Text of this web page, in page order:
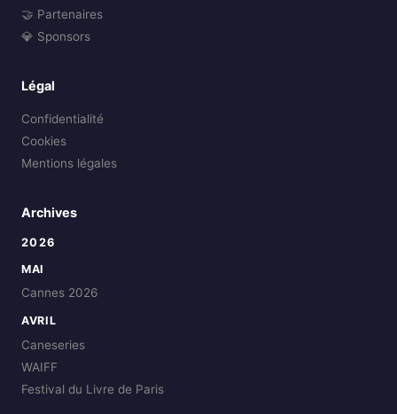
🤝 Partenaires
💎 Sponsors
Légal
Confidentialité
Cookies
Mentions légales
Archives
2026
MAI
Cannes 2026
AVRIL
Caneseries
WAIFF
Festival du Livre de Paris